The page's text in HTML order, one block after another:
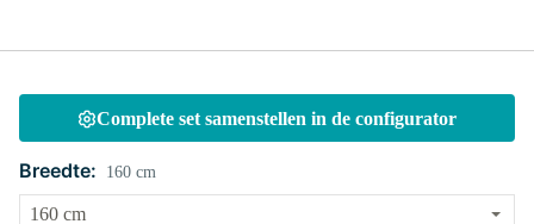
Complete set samenstellen in de configurator
Breedte: 160 cm